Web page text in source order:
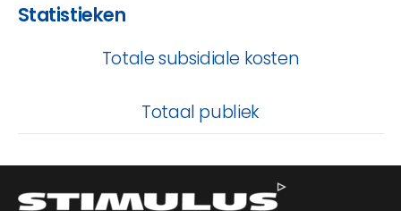
Statistieken
Totale subsidiale kosten
Totaal publiek